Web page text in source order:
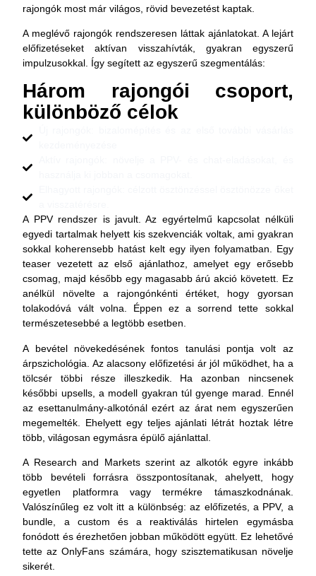
rajongók most már világos, rövid bevezetést kaptak.
A meglévő rajongók rendszeresen láttak ajánlatokat. A lejárt
előfizetéseket aktívan visszahívták, gyakran egyszerű
impulzusokkal. Így segített az egyszerű szegmentálás:
Három rajongói csoport,
különböző célok
A PPV rendszer is javult. Az egyértelmű kapcsolat nélküli
egyedi tartalmak helyett kis szekvenciák voltak, ami gyakran
sokkal koherensebb hatást kelt egy ilyen folyamatban. Egy
teaser vezetett az első ajánlathoz, amelyet egy erősebb
csomag, majd később egy magasabb árú akció követett. Ez
anélkül növelte a rajongónkénti értéket, hogy gyorsan
tolakodóvá vált volna. Éppen ez a sorrend tette sokkal
természetesebbé a legtöbb esetben.
A bevétel növekedésének fontos tanulási pontja volt az
árpszichológia. Az alacsony előfizetési ár jól működhet, ha a
tölcsér többi része illeszkedik. Ha azonban nincsenek
későbbi upsells, a modell gyakran túl gyenge marad. Ennél
az esettanulmány-alkotónál ezért az árat nem egyszerűen
megemelték. Ehelyett egy teljes ajánlati létrát hoztak létre
több, világosan egymásra épülő ajánlattal.
A Research and Markets szerint az alkotók egyre inkább
több bevételi forrásra összpontosítanak, ahelyett, hogy
egyetlen platformra vagy termékre támaszkodnának.
Valószínűleg ez volt itt a különbség: az előfizetés, a PPV, a
bundle, a custom és a reaktiválás hirtelen egymásba
fonódott és érezhetően jobban működött együtt. Ez lehetővé
tette az OnlyFans számára, hogy szisztematikusan növelje
sikerét.